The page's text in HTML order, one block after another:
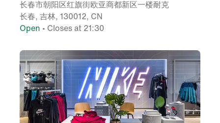
长春市朝阳区红旗街欧亚商都新区一楼耐克
长春, 吉林, 130012, CN
Open • Closes at 21:30